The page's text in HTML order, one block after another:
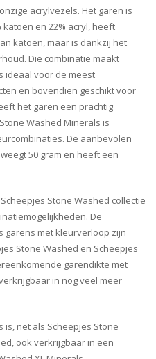
acrylvezels. Het garen is
en 22% acryl, heeft
katoen, maar is dankzij het
Die combinatie maakt
ideaal voor de meest
en bovendien geschikt voor
het garen een prachtig
Washed Minerals is
De aanbevolen
50 gram en heeft een
Stone Washed collectie
De
garens met kleurverloop zijn
Stone Washed en Scheepjes
garendikte met
in nog veel meer
is, net als Scheepjes Stone
ook verkrijgbaar in een